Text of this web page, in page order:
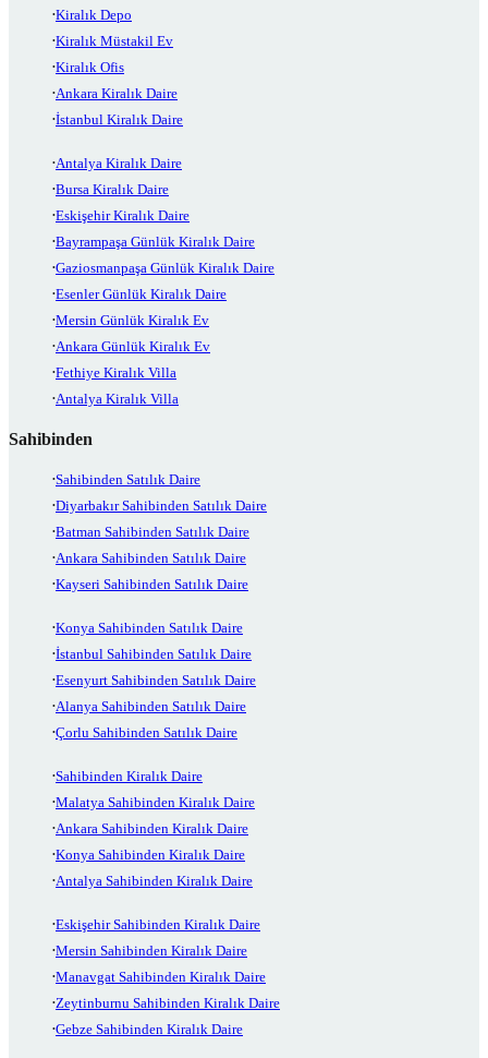
Kiralık Depo
Kiralık Müstakil Ev
Kiralık Ofis
Ankara Kiralık Daire
İstanbul Kiralık Daire
Antalya Kiralık Daire
Bursa Kiralık Daire
Eskişehir Kiralık Daire
Bayrampaşa Günlük Kiralık Daire
Gaziosmanpaşa Günlük Kiralık Daire
Esenler Günlük Kiralık Daire
Mersin Günlük Kiralık Ev
Ankara Günlük Kiralık Ev
Fethiye Kiralık Villa
Antalya Kiralık Villa
Sahibinden
Sahibinden Satılık Daire
Diyarbakır Sahibinden Satılık Daire
Batman Sahibinden Satılık Daire
Ankara Sahibinden Satılık Daire
Kayseri Sahibinden Satılık Daire
Konya Sahibinden Satılık Daire
İstanbul Sahibinden Satılık Daire
Esenyurt Sahibinden Satılık Daire
Alanya Sahibinden Satılık Daire
Çorlu Sahibinden Satılık Daire
Sahibinden Kiralık Daire
Malatya Sahibinden Kiralık Daire
Ankara Sahibinden Kiralık Daire
Konya Sahibinden Kiralık Daire
Antalya Sahibinden Kiralık Daire
Eskişehir Sahibinden Kiralık Daire
Mersin Sahibinden Kiralık Daire
Manavgat Sahibinden Kiralık Daire
Zeytinburnu Sahibinden Kiralık Daire
Gebze Sahibinden Kiralık Daire